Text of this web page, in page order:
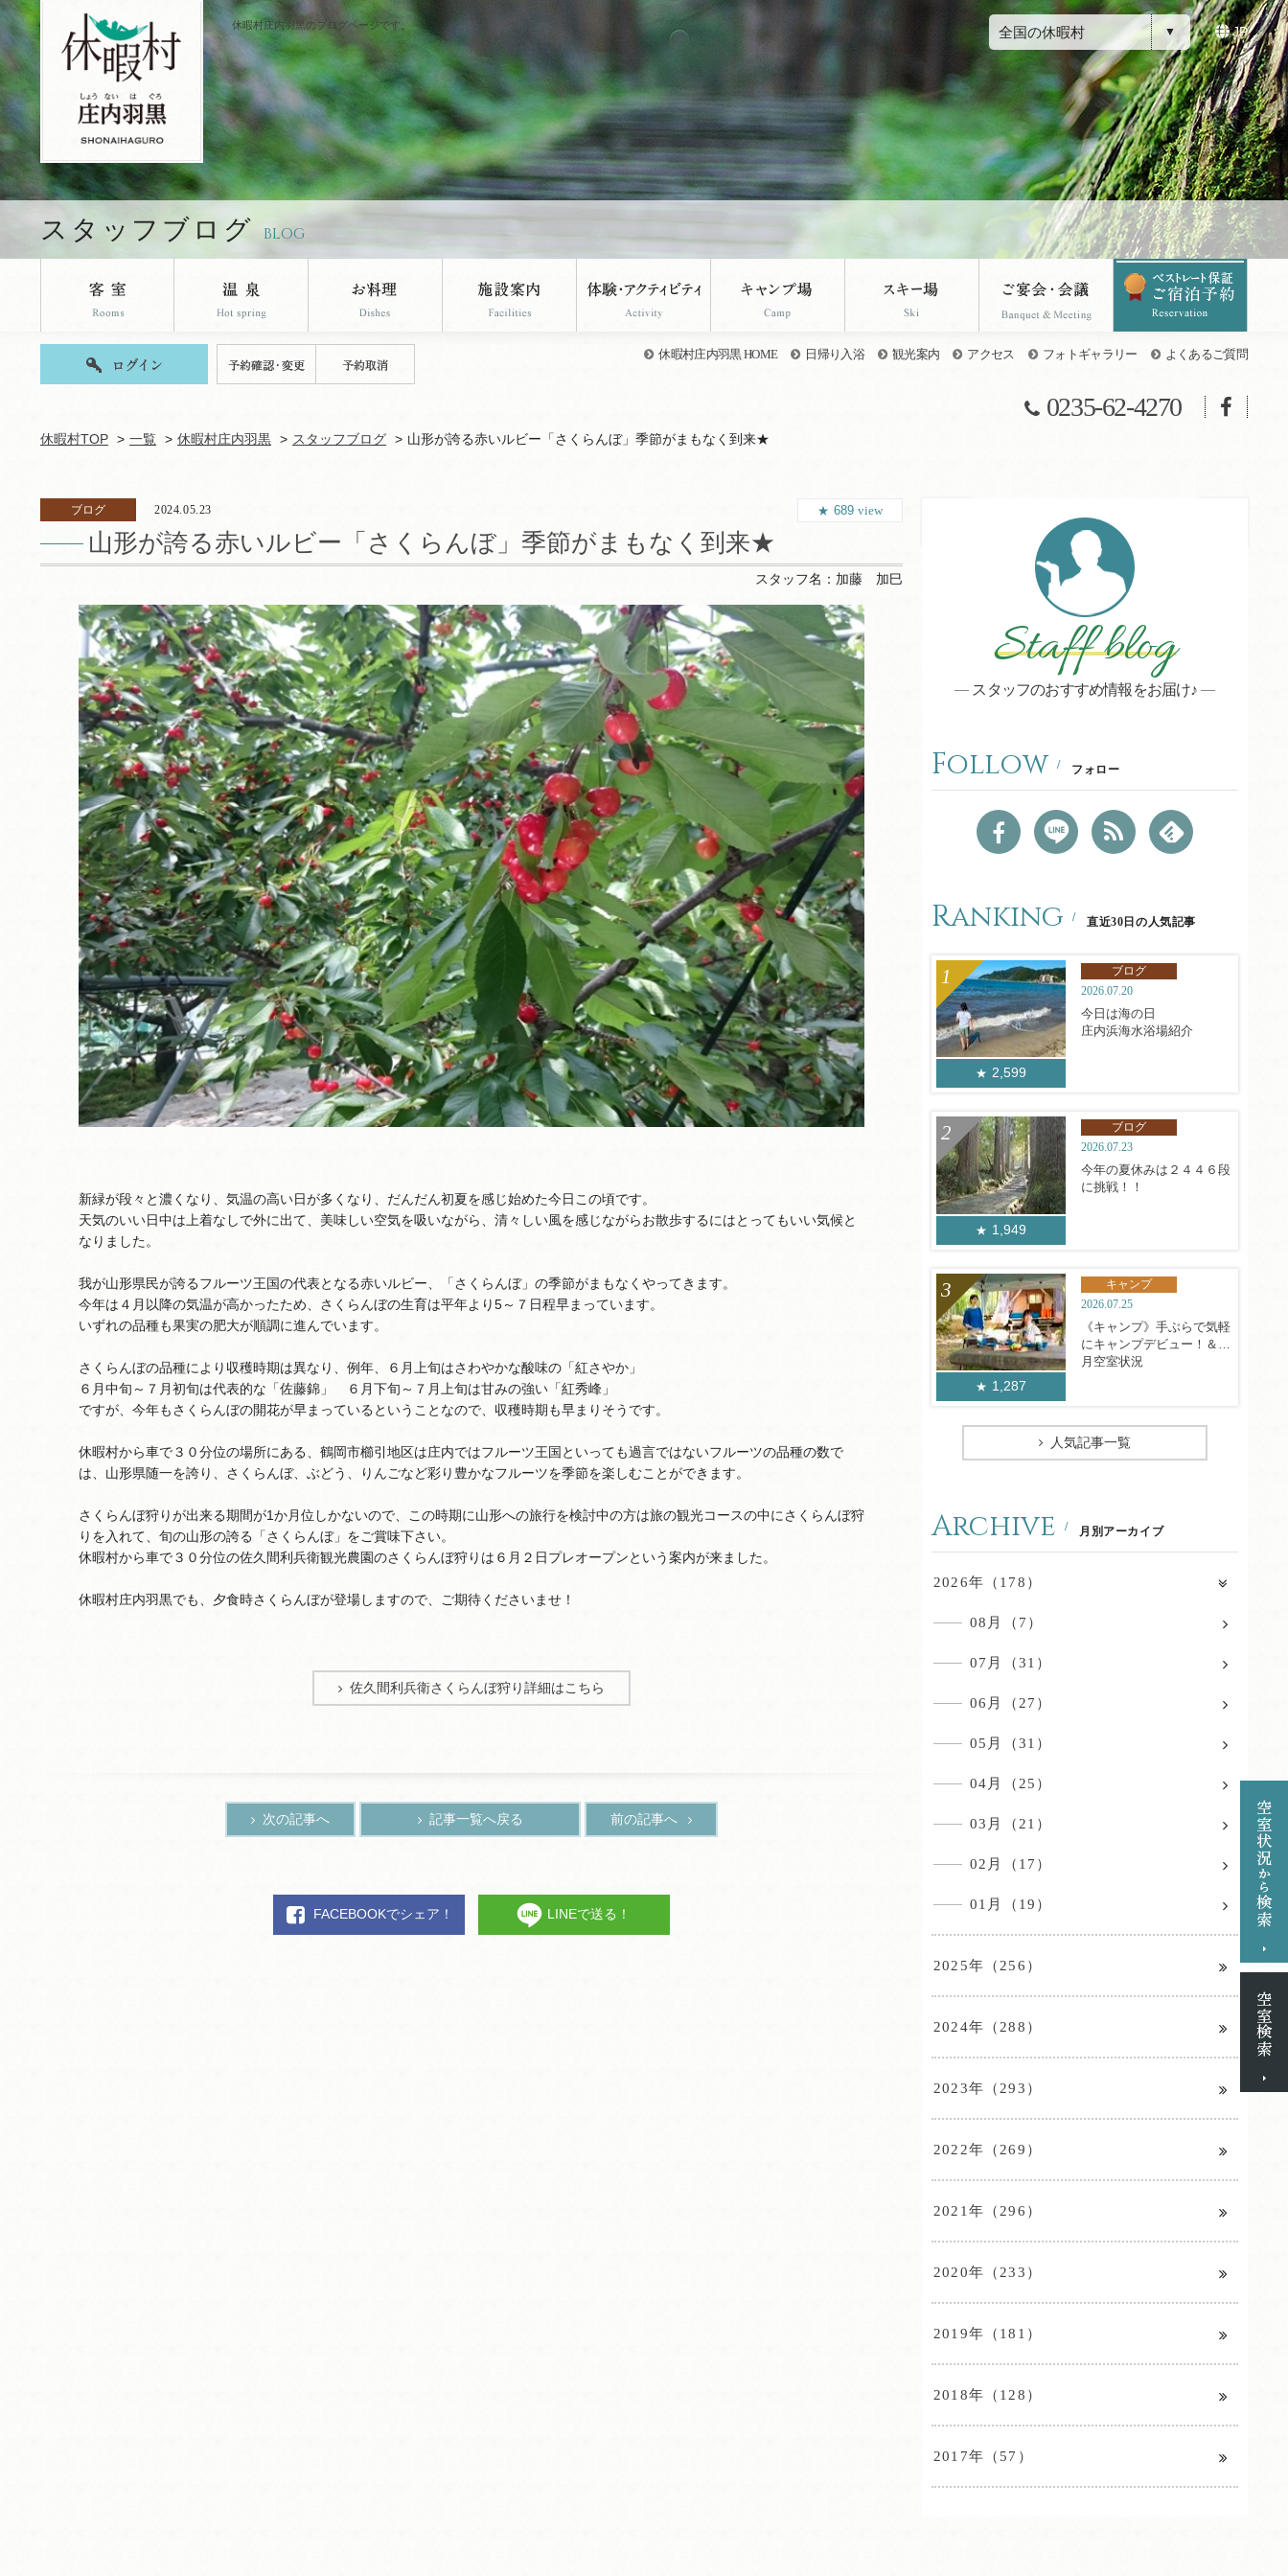
休暇村庄内羽黒のブログページです。 全国の休暇村 JP
スタッフブログ BLOG
休暇村庄内羽黒 HOME 日帰り入浴 観光案内 アクセス フォトギャラリー よくあるご質問
0235-62-4270
休暇村TOP 一覧 休暇村庄内羽黒 スタッフブログ 山形が誇る赤いルビー「さくらんぼ」季節がまもなく到来★
ブログ 2024.05.23
山形が誇る赤いルビー「さくらんぼ」季節がまもなく到来★
689 view
スタッフ名： 加藤 加巳
新緑が段々と濃くなり、気温の高い日が多くなり、だんだん初夏を感じ始めた今日この頃です。
天気のいい日中は上着なしで外に出て、美味しい空気を吸いながら、清々しい風を感じながらお散歩するにはとってもいい気候と
なりました。
我が山形県民が誇るフルーツ王国の代表となる赤いルビー、「さくらんぼ」の季節がまもなくやってきます。
今年は４月以降の気温が高かったため、さくらんぼの生育は平年より5～７日程早まっています。
いずれの品種も果実の肥大が順調に進んでいます。
さくらんぼの品種により収穫時期は異なり、例年、６月上旬はさわやかな酸味の「紅さやか」
６月中旬～７月初旬は代表的な「佐藤錦」 ６月下旬～７月上旬は甘みの強い「紅秀峰」
ですが、今年もさくらんぼの開花が早まっているということなので、収穫時期も早まりそうです。
休暇村から車で３０分位の場所にある、鶴岡市櫛引地区は庄内ではフルーツ王国といっても過言ではないフルーツの品種の数で
は、山形県随一を誇り、さくらんぼ、ぶどう、りんごなど彩り豊かなフルーツを季節を楽しむことができます。
さくらんぼ狩りが出来る期間が1か月位しかないので、この時期に山形への旅行を検討中の方は旅の観光コースの中にさくらんぼ狩
りを入れて、旬の山形の誇る「さくらんぼ」をご賞味下さい。
休暇村から車で３０分位の佐久間利兵衛観光農園のさくらんぼ狩りは６月２日プレオープンという案内が来ました。
休暇村庄内羽黒でも、夕食時さくらんぼが登場しますので、ご期待くださいませ！
佐久間利兵衛さくらんぼ狩り詳細はこちら
次の記事へ 記事一覧へ戻る 前の記事へ
FACEBOOKでシェア！ LINEで送る！
Staff blog
スタッフのおすすめ情報をお届け♪
Follow フォロー
Ranking 直近30日の人気記事
2,599
ブログ
2026.07.20
今日は海の日
庄内浜海水浴場紹介
1,949
ブログ
2026.07.23
今年の夏休みは２４４６段
に挑戦！！
1,287
キャンプ
2026.07.25
《キャンプ》手ぶらで気軽
にキャンプデビュー！＆8
月空室状況
人気記事一覧
Archive 月別アーカイブ
2026年（178）
08月（7）
07月（31）
06月（27）
05月（31）
04月（25）
03月（21）
02月（17）
01月（19）
2025年（256）
2024年（288）
2023年（293）
2022年（269）
2021年（296）
2020年（233）
2019年（181）
2018年（128）
2017年（57）